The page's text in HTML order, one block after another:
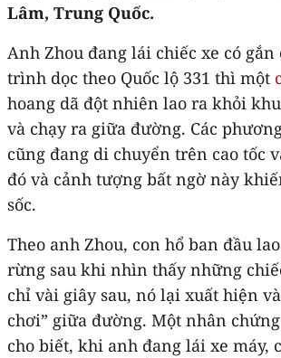
Lâm, Trung Quốc.
Anh Zhou đang lái chiếc xe có gắn
trình dọc theo Quốc lộ 331 thì một
hoang dã đột nhiên lao ra khỏi
và chạy ra giữa đường. Các
cũng đang di chuyển trên cao tốc
đó và cảnh tượng bất ngờ này
sốc.
Theo anh Zhou, con hổ ban đầu
rừng sau khi nhìn thấy những
chỉ vài giây sau, nó lại xuất hiện
chơi” giữa đường. Một nhân
cho biết, khi anh đang lái xe máy,